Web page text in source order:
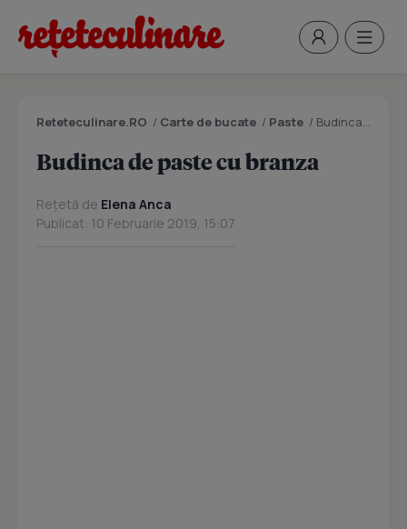
Reteteculinare.RO / Carte de bucate / Paste / Budinca de paste cu branza
Budinca de paste cu branza
Rețetă de Elena Anca
Publicat: 10 Februarie 2019, 15:07